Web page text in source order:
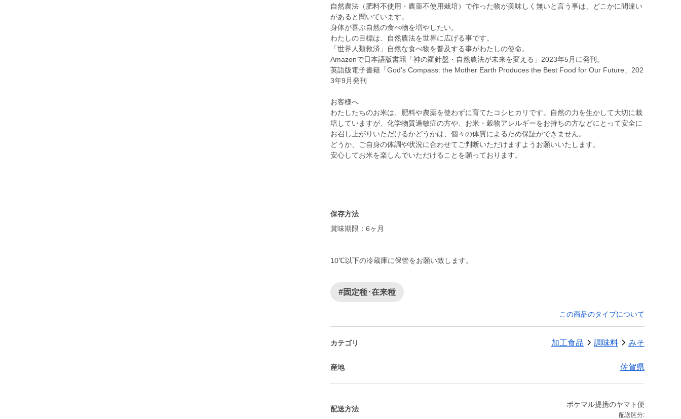
自然農法（肥料不使用・農薬不使用栽培）で作った物が美味しく無いと言う事は、どこかに間違い
があると聞いています。
身体が喜ぶ自然の食べ物を増やしたい。
わたしの目標は、自然農法を世界に広げる事です。
「世界人類救済」自然な食べ物を普及する事がわたしの使命。
Amazonで日本語版書籍「神の羅針盤・自然農法が未来を変える」2023年5月に発刊。
英語版電子書籍「God’s Compass: the Mother Earth Produces the Best Food for Our Future」202
3年9月発刊
お客様へ
わたしたちのお米は、肥料や農薬を使わずに育てたコシヒカリです。自然の力を生かして大切に栽
培していますが、化学物質過敏症の方や、お米・穀物アレルギーをお持ちの方などにとって安全に
お召し上がりいただけるかどうかは、個々の体質によるため保証ができません。
どうか、ご自身の体調や状況に合わせてご判断いただけますようお願いいたします。
安心してお米を楽しんでいただけることを願っております。
保存方法
賞味期限：6ヶ月
10℃以下の冷蔵庫に保管をお願い致します。
#固定種･在来種
この商品のタイプについて
カテゴリ 加工食品 調味料 みそ
産地 佐賀県
配送方法
ポケマル提携のヤマト便
配送区分: